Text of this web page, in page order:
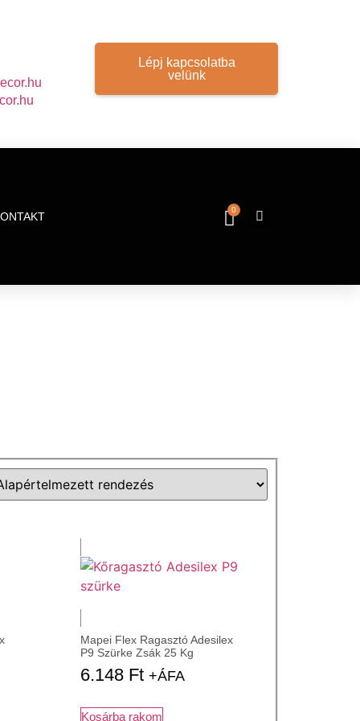
Lépj kapcsolatba
velünk
0
Mapei Flex Ragasztó Adesilex
P9 Szürke Zsák 25 Kg
6.148 Ft +ÁFA
Kosárba rakom